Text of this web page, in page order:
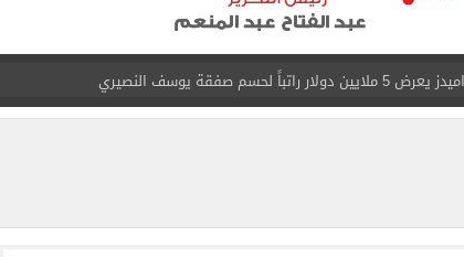
راتباً لحسم صفقة يوسف النصيري
الجلوس فى امتحانات الدور الثانى للثانوية العامة؟.. التعليم توضح
تكشف جدول مواعيد مباريات الدوري.. تعديل التوقيتات فى رمضان